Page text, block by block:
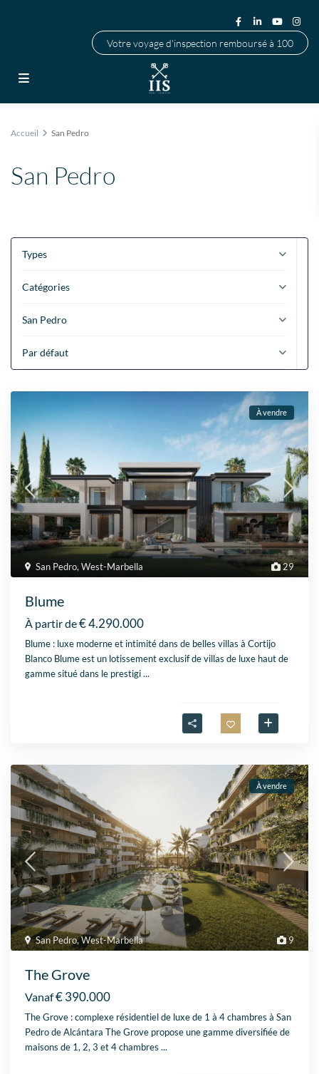
Votre voyage d'inspection remboursé à 100
Accueil San Pedro
San Pedro
Types
Catégories
San Pedro
Par défaut
29
San Pedro,West-Marbella
À vendre
Blume
À partir de€ 4.290.000
Blume : luxe moderne et intimité dans de belles villas à Cortijo
Blanco Blume est un lotissement exclusif de villas de luxe haut de
gamme situé dans le prestigi...
9
San Pedro,West-Marbella
À vendre
The Grove
Vanaf€ 390.000
The Grove : complexe résidentiel de luxe de 1 à 4 chambres à San
Pedro de Alcántara The Grove propose une gamme diversifiée de
maisons de 1, 2, 3 et 4 chambres...